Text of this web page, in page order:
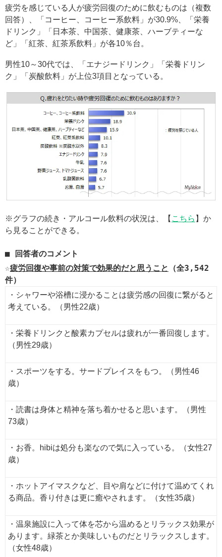
疲労を感じている人が疲労回復のために飲むものは（複数
回答）、「コーヒー、コーヒー系飲料」が30.9%、「栄養
ドリンク」「日本茶、中国茶、健康茶、ハーブティーな
ど」「紅茶、紅茶系飲料」が各10％台。
男性10～30代では、「エナジードリンク」「栄養ドリン
ク」「炭酸飲料」が上位3項目となっている。
※グラフの続き・アルコール飲料の状況は、【 こちら 】か
ら見ることができる。
回答者のコメント
☆疲労回復や事前の対策で効果的だと思うこと
（全3,542
件）
・シャワーや浴槽に浸かることは疲労感の回復に繋がると
考えている。（男性22歳）
・栄養ドリンクと酸素カプセルは疲れが一番回復します。
（男性29歳）
・スポーツをする。サードプレイスをもつ。（男性46
歳）
・読書は身体と精神を落ち着かせると思います。（男性
73歳）
・お香。hibiは処分も楽なので気に入っている。（女性27
歳）
・ホットアイマスクなど、目や肩などに付けて温めてくれ
る商品。香り付きは更に癒やされます。（女性35歳）
・温泉施設に入って体を芯から温めるとリラックス効果が
あります。緑茶とか美味しいものだとリラックスします。
（女性48歳）